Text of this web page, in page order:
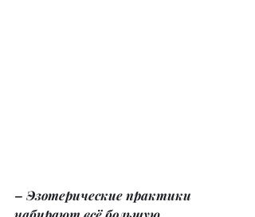
– Эзотерические практики